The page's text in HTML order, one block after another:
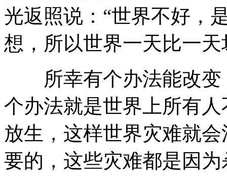
光返照说：“世界不好，
想，所以世界一天比一
所幸有个办法能改变
个办法就是世界上所有
放生，这样世界灾难就
要的，这些灾难都是因